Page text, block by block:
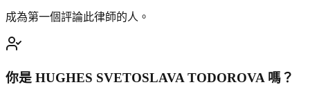
成為第一個評論此律師的人。
你是 HUGHES SVETOSLAVA TODOROVA嗎？